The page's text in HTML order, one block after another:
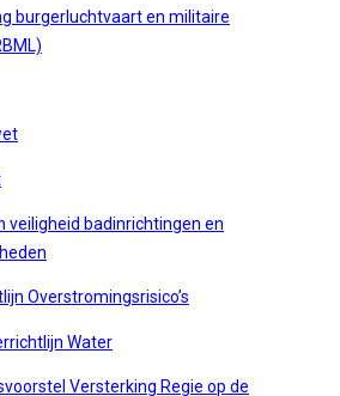
burgerluchtvaart en militaire
veiligheid badinrichtingen en
Overstromingsrisico’s
Water
Versterking Regie op de